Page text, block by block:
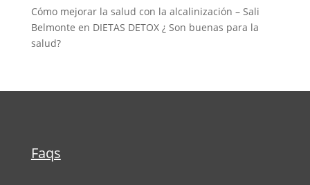
Cómo mejorar la salud con la alcalinización – Sali
Belmonte en DIETAS DETOX ¿ Son buenas para la
salud?
Faqs